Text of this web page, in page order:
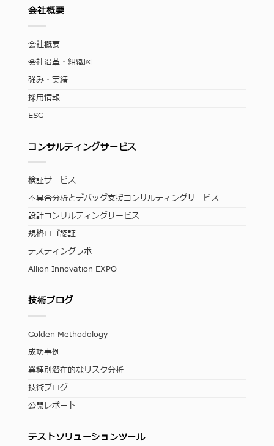
会社概要
会社概要
会社沿革・組織図
強み・実績
採用情報
ESG
コンサルティングサービス
検証サービス
不具合分析とデバッグ支援コンサルティングサービス
設計コンサルティングサービス
規格ロゴ認証
テスティングラボ
Allion Innovation EXPO
技術ブログ
Golden Methodology
成功事例
業種別潜在的なリスク分析
技術ブログ
公開レポート
テストソリューションツール